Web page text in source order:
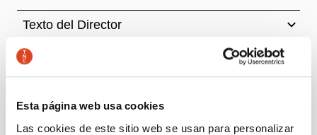
Esta página web usa cookies
Las cookies de este sitio web se usan para personalizar
Texto del Director
Colaboración en la dramaturgia
Jordi Oriol